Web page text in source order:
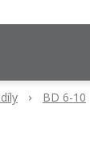
BD 6-10